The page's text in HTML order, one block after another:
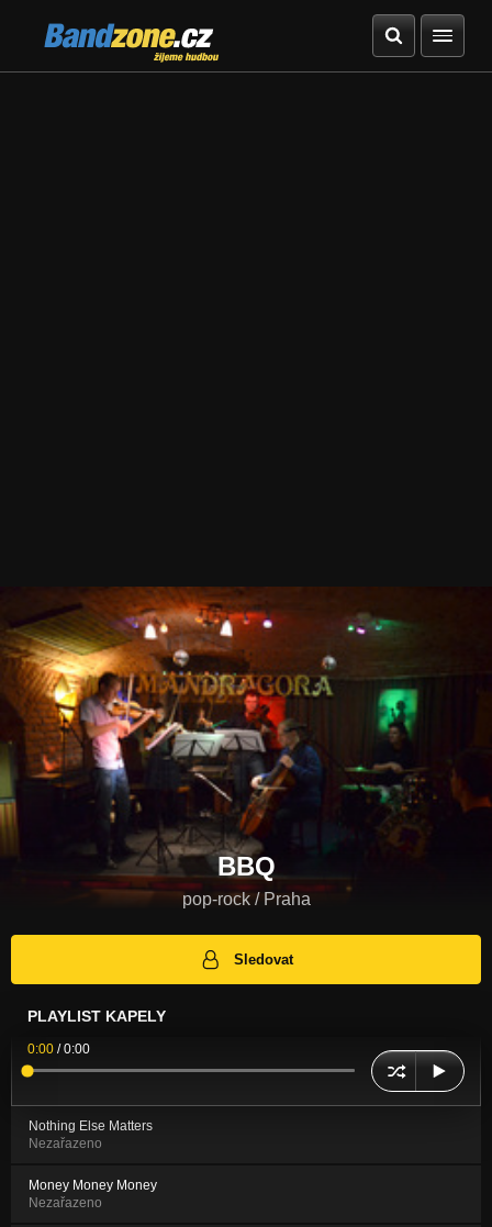
Bandzone.cz
žijeme hudbou
BBQ
pop-rock / Praha
Sledovat
PLAYLIST KAPELY
0:00 /0:00
Nothing Else Matters
Nezařazeno
Money Money Money
Nezařazeno